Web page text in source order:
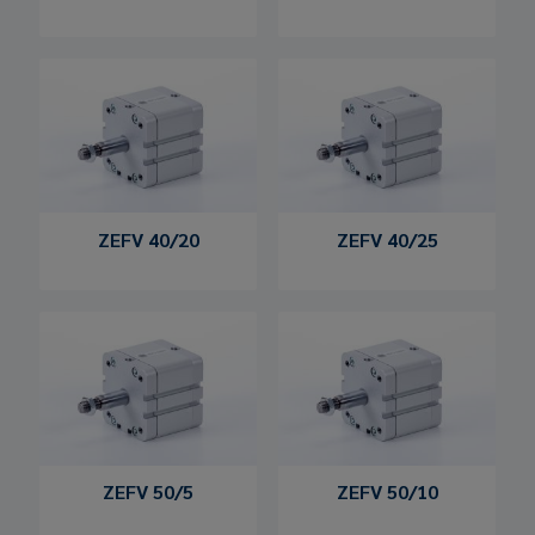
ZEFV 40/20 ZEFV 40/25
ZEFV 50/5 ZEFV 50/10